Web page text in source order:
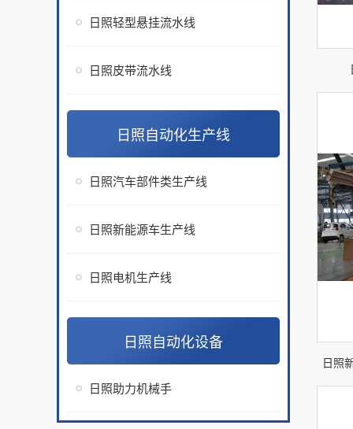
日照轻型悬挂流水线
日照皮带流水线
日照自动化生产线
日照汽车部件类生产线
日照新能源车生产线
日照电机生产线
日照自动化设备
日照助力机械手
日照